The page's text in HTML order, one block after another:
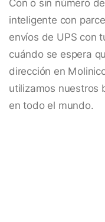
Con o sin número
inteligente con
envíos de UPS con
cuándo se espera
dirección en
utilizamos nuestros
en todo el mundo.